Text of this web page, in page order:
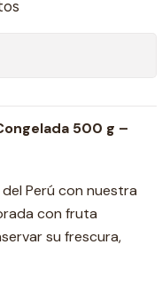
500 g –
Perú con nuestra
con fruta
su frescura,